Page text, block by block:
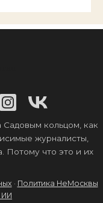
кольцом, как
журналисты,
Потому что это и их
· Политика НеМосквы
ИИ